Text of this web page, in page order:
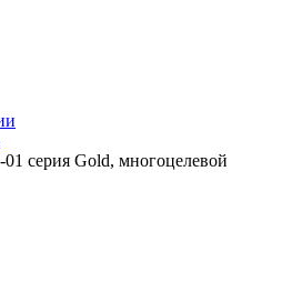
серия Gold, многоцелевой